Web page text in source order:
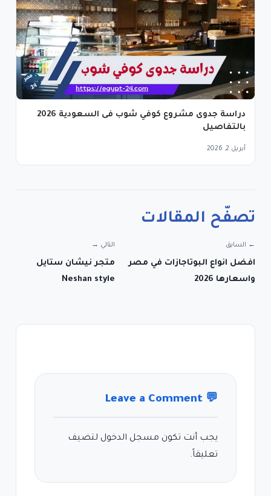
دراسة جدوى مشروع كوفي شوب فى السعودية 2026
بالتفاصيل
أبريل 2, 2026
تصفّح المقالات
← السابق
افضل انواع البوتاجازات في مصر
واسعارها 2026
التالي →
متجر نيشان ستايل
Neshan style
💬
Leave a Comment
يجب أنت تكون مسجل الدخول لتضيف
تعليقاً.